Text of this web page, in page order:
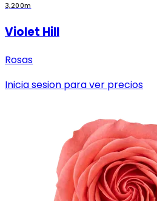
3,200m
Violet Hill
Rosas
Inicia sesion para ver precios